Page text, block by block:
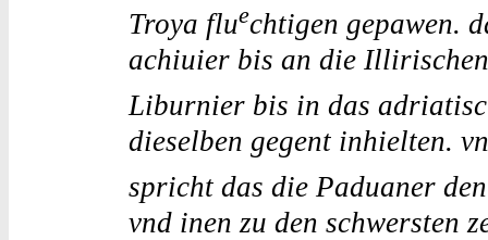
Troya fluechtigen gepawen.
achiuier bis an die
Liburnier bis in das
dieselben gegent inhielten.
spricht das die Paduaner
vnd inen zu den schwersten